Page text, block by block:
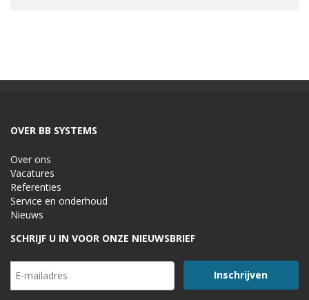
OVER BB SYSTEMS
Over ons
Vacatures
Referenties
Service en onderhoud
Nieuws
SCHRIJF U IN VOOR ONZE NIEUWSBRIEF